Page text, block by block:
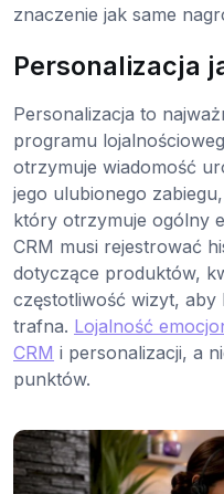
znaczenie jak same
Personalizacja
Personalizacja to
programu
otrzymuje wiadomość
jego ulubionego
który otrzymuje ogólny
CRM musi rejestrować
dotyczące produktów,
częstotliwość wizyt, aby
trafna. Lojalność
CRM i personalizacji, a
punktów.